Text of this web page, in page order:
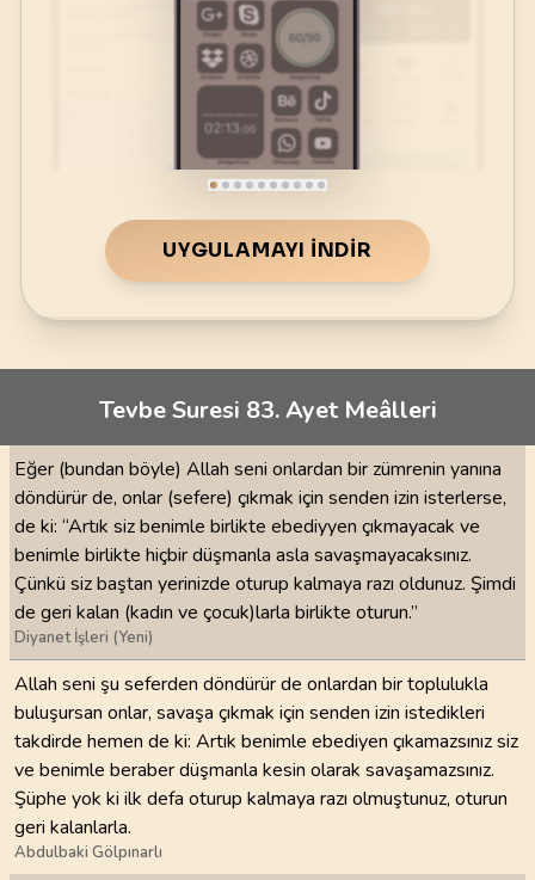
UYGULAMAYI İNDIR
Tevbe Suresi 83. Ayet Meâlleri
Eğer (bundan böyle) Allah seni onlardan bir zümrenin yanına
döndürür de, onlar (sefere) çıkmak için senden izin isterlerse,
de ki: “Artık siz benimle birlikte ebediyyen çıkmayacak ve
benimle birlikte hiçbir düşmanla asla savaşmayacaksınız.
Çünkü siz baştan yerinizde oturup kalmaya razı oldunuz. Şimdi
de geri kalan (kadın ve çocuk)larla birlikte oturun.”
Diyanet İşleri (Yeni)
Allah seni şu seferden döndürür de onlardan bir toplulukla
buluşursan onlar, savaşa çıkmak için senden izin istedikleri
takdirde hemen de ki: Artık benimle ebediyen çıkamazsınız siz
ve benimle beraber düşmanla kesin olarak savaşamazsınız.
Şüphe yok ki ilk defa oturup kalmaya razı olmuştunuz, oturun
geri kalanlarla.
Abdulbaki Gölpınarlı